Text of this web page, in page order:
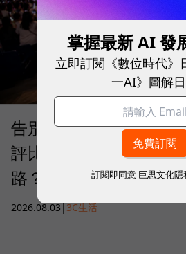
告別「極速迷思」！
評比揭密：什麼才是 5G
路？
2026.08.03|3C生活
掌握最新 AI 發
立即訂閱《數位時代》
一AI》圖解
訂閱即同意 巨思文化